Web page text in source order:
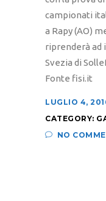
campionati
a Rapy (AO)
riprenderà ad
Svezia di
Fonte fisi.it
LUGLIO 4,
CATEGORY:
NO